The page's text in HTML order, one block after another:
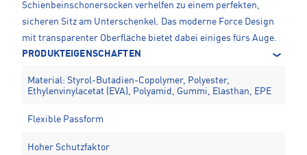
Schienbeinschonersocken verhelfen zu einem perfekten,
sicheren Sitz am Unterschenkel. Das moderne Force Design
mit transparenter Oberfläche bietet dabei einiges fürs Auge.
PRODUKTEIGENSCHAFTEN
Material: Styrol-Butadien-Copolymer, Polyester,
Ethylenvinylacetat (EVA), Polyamid, Gummi, Elasthan, EPE
Flexible Passform
Hoher Schutzfaktor